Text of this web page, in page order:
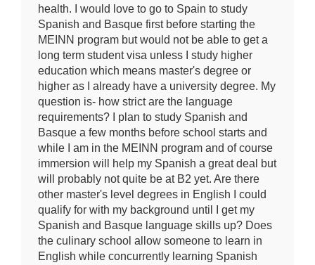
health. I would love to go to Spain to study
Spanish and Basque first before starting the
MEINN program but would not be able to get a
long term student visa unless I study higher
education which means master's degree or
higher as I already have a university degree. My
question is- how strict are the language
requirements? I plan to study Spanish and
Basque a few months before school starts and
while I am in the MEINN program and of course
immersion will help my Spanish a great deal but
will probably not quite be at B2 yet. Are there
other master's level degrees in English I could
qualify for with my background until I get my
Spanish and Basque language skills up? Does
the culinary school allow someone to learn in
English while concurrently learning Spanish